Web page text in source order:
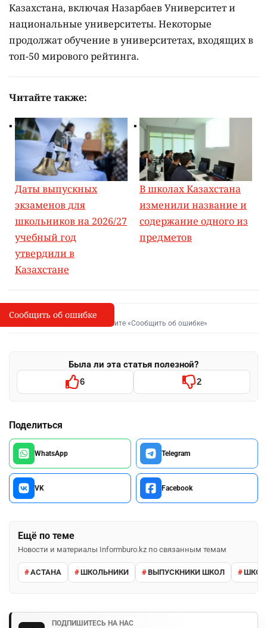
Казахстана, включая Назарбаев Университет и
национальные университеты. Некоторые
продолжат обучение в университетах, входящих в
топ-50 мирового рейтинга.
Читайте также:
Даты выпускных
экзаменов для
школьников на 2026/27
учебный год
утвердили в
Казахстане
В школах Казахстана
изменили название и
содержание одного из
предметов
I
Сообщить об опечатке
Выделите фрагмент и нажмите «Сообщить об ошибке»
Была ли эта статья полезной?
6 2
Поделиться
WhatsApp Telegram
VK Facebook
Ещё по теме
Новости и материалы Informburo.kz по связанным темам
АСТАНА ШКОЛЬНИКИ ВЫПУСКНИКИ ШКОЛ
ПОДПИШИТЕСЬ НА НАС
Сообщить об ошибке